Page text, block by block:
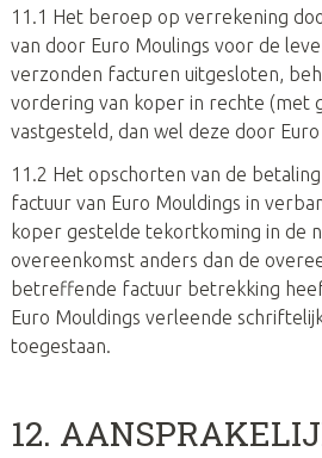
11.1 Het beroep op verrekening
van door Euro Moulings voor de
verzonden facturen uitgesloten,
vordering van koper in rechte (met
vastgesteld, dan wel deze door
11.2 Het opschorten van de
factuur van Euro Mouldings in
koper gestelde tekortkoming in de
overeenkomst anders dan de
betreffende factuur betrekking
Euro Mouldings verleende
toegestaan.
12.